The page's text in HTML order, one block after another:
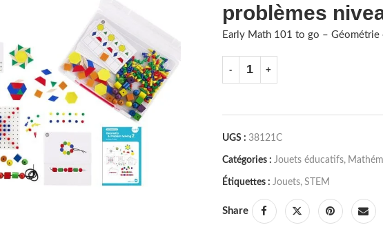
problèmes
Early Math 101 to go –
UGS : 38121C
Catégories : Jouets éducatifs,
Étiquettes : Jouets, STEM
Share